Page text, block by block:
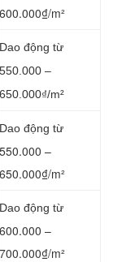
600.000₫/m²
Dao động từ
550.000 –
650.000₫/m²
Dao động từ
550.000 –
650.000₫/m²
Dao động từ
600.000 –
700.000₫/m²